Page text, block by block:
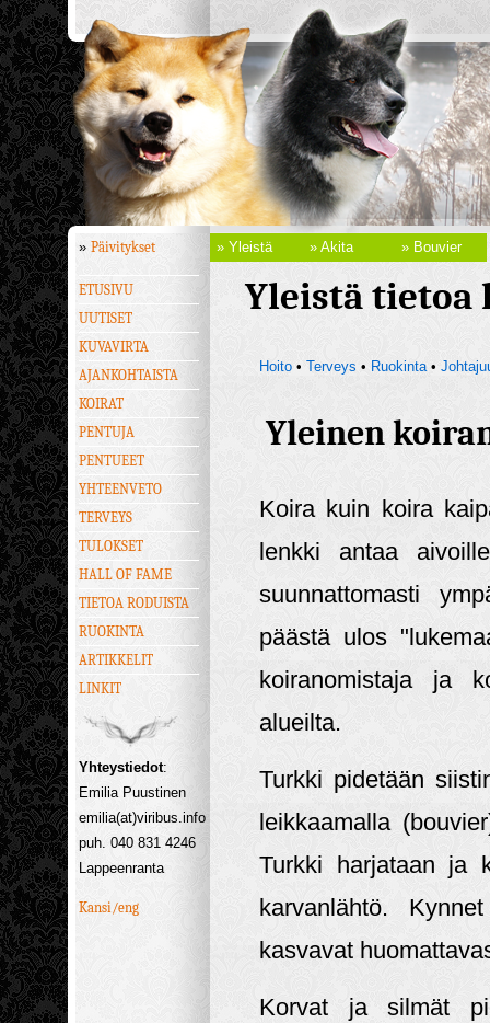
» Päivitykset
ETUSIVU
UUTISET
KUVAVIRTA
AJANKOHTAISTA
KOIRAT
PENTUJA
PENTUEET
YHTEENVETO
TERVEYS
TULOKSET
HALL OF FAME
TIETOA RODUISTA
RUOKINTA
ARTIKKELIT
LINKIT
Yhteystiedot:
Emilia Puustinen
emilia(at)viribus.info
puh. 040 831 4246
Lappeenranta
Kansi/eng
» Yleistä » Akita » Bouvier
Yleistä tietoa
Hoito• Terveys • Ruokinta•
Yleinen
Koira kuin koira
lenkki antaa
suunnattomasti
päästä ulos
koiranomistaja ja
alueilta.
Turkki pidetään
leikkaamalla
Turkki harjataan ja
karvanlähtö.
kasvavat
Korvat ja silmät